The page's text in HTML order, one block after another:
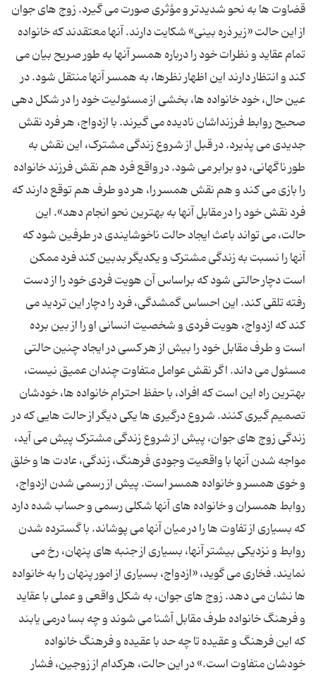
قضاوت ها به نحو شدیدتر و مؤثری صورت می گیرد. زوج های جوان
از این حالت «زیر ذره بینی» شکایت دارند. آنها معتقدند که خانواده
تمام عقاید و نظرات خود را درباره همسر آنها به طور صریح بیان می
کند و انتظار دارند این اظهار نظرها، به همسر آنها منتقل شود. در
عین حال، خود خانواده ها، بخشی از مسئولیت خود را در شکل دهی
صحیح روابط فرزنداشان نادیده می گیرند. با ازدواج، هر فرد نقش
جدیدی می پذیرد. در قبل از شروع زندگی مشترک، این نقش به
طور ناگهانی، دو برابر می شود. در واقع فرد هم نقش فرزند خانواده
را بازی می کند و هم نقش همسر را، هر دو طرف هم توقع دارند که
فرد نقش خود را در مقابل آنها به بهترین نحو انجام دهد». این
حالت، می تواند باعث ایجاد حالت ناخوشایندی در طرفین شود که
آنها را نسبت به زندگی مشترک و یکدیگر بدبین کند فرد ممکن
است دچار حالتی شود که براساس آن هویت فردی خود را از دست
رفته تلقی کند. این احساس گمشدگی، فرد را دچار این تردید می
کند که ازدواج، هویت فردی و شخصیت انسانی او را از بین برده
است و طرف مقابل خود را بیش از هر کسی در ایجاد چنین حالتی
مسئول می داند. اگر نقش عوامل متفاوت چندان عمیق نیست،
بهترین راه این است که افراد، با حفظ احترام خانواده ها، خودشان
تصمیم گیری کنند. شروع درگیری ها یکی دیگر از حالت هایی که در
زندگی زوج های جوان، پیش از شروع زندگی مشترک پیش می آید،
مواجه شدن آنها با واقعیت وجودی فرهنگ، زندگی، عادت ها و خلق
و خوی همسر و خانواده همسر است. پیش از رسمی شدن ازدواج،
روابط همسران و خانواده های آنها شکلی رسمی و حساب شده دارد
که بسیاری از تفاوت ها را در میان آنها می پوشاند. با گسترده شدن
روابط و نزدیکی بیشتر آنها، بسیاری از جنبه های پنهان، رخ می
نمایند. فخاری می گوید، «ازدواج، بسیاری از امور پنهان را به خانواده
ها نشان می دهد. زوج های جوان، به شکل واقعی و عملی با عقاید
و فرهنگ خانواده طرف مقابل آشنا می شوند و چه بسا درمی یابند
که این فرهنگ و عقیده تا چه حد با عقیده و فرهنگ خانواده
خودشان متفاوت است.» در این حالت، هرکدام از زوجین، فشار